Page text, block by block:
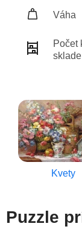
Váha
Počet
Kvety
Puzzle